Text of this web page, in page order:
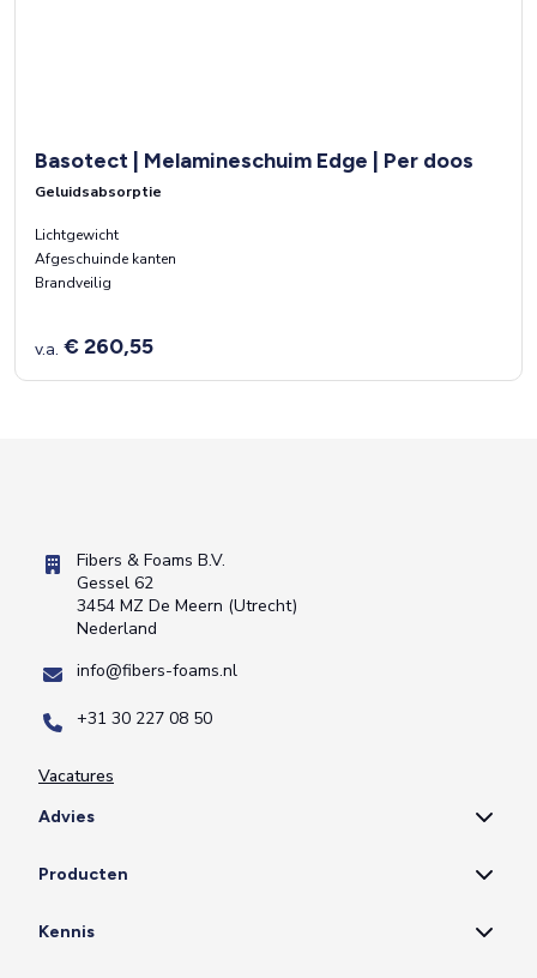
Basotect | Melamineschuim Edge | Per doos
Geluidsabsorptie
Lichtgewicht
Afgeschuinde kanten
Brandveilig
v.a. € 260,55
Fibers & Foams B.V.
Gessel 62
3454 MZ De Meern (Utrecht)
Nederland
info@fibers-foams.nl
+31 30 227 08 50
Vacatures
Advies
Producten
Kennis